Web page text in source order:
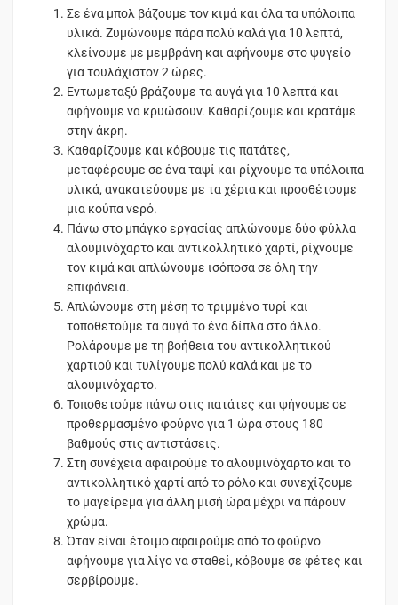
Σε ένα μπολ βάζουμε τον κιμά και όλα τα υπόλοιπα
υλικά. Ζυμώνουμε πάρα πολύ καλά για 10 λεπτά,
κλείνουμε με μεμβράνη και αφήνουμε στο ψυγείο
για τουλάχιστον 2 ώρες.
Εντωμεταξύ βράζουμε τα αυγά για 10 λεπτά και
αφήνουμε να κρυώσουν. Καθαρίζουμε και κρατάμε
στην άκρη.
Καθαρίζουμε και κόβουμε τις πατάτες,
μεταφέρουμε σε ένα ταψί και ρίχνουμε τα υπόλοιπα
υλικά, ανακατεύουμε με τα χέρια και προσθέτουμε
μια κούπα νερό.
Πάνω στο μπάγκο εργασίας απλώνουμε δύο φύλλα
αλουμινόχαρτο και αντικολλητικό χαρτί, ρίχνουμε
τον κιμά και απλώνουμε ισόποσα σε όλη την
επιφάνεια.
Απλώνουμε στη μέση το τριμμένο τυρί και
τοποθετούμε τα αυγά το ένα δίπλα στο άλλο.
Ρολάρουμε με τη βοήθεια του αντικολλητικού
χαρτιού και τυλίγουμε πολύ καλά και με το
αλουμινόχαρτο.
Τοποθετούμε πάνω στις πατάτες και ψήνουμε σε
προθερμασμένο φούρνο για 1 ώρα στους 180
βαθμούς στις αντιστάσεις.
Στη συνέχεια αφαιρούμε το αλουμινόχαρτο και το
αντικολλητικό χαρτί από το ρόλο και συνεχίζουμε
το μαγείρεμα για άλλη μισή ώρα μέχρι να πάρουν
χρώμα.
Όταν είναι έτοιμο αφαιρούμε από το φούρνο
αφήνουμε για λίγο να σταθεί, κόβουμε σε φέτες και
σερβίρουμε.